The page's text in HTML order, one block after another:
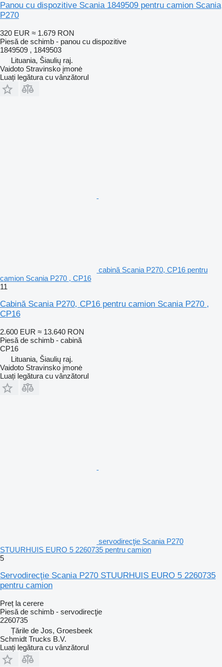
Panou cu dispozitive Scania 1849509 pentru camion Scania
P270
320 EUR ≈ 1.679 RON
Piesă de schimb - panou cu dispozitive
1849509 , 1849503
Lituania, Šiaulių raj.
Vaidoto Stravinsko įmonė
Luați legătura cu vânzătorul
cabină Scania P270, CP16 pentru
camion Scania P270 , CP16
11
Cabină Scania P270, CP16 pentru camion Scania P270 ,
CP16
2.600 EUR ≈ 13.640 RON
Piesă de schimb - cabină
CP16
Lituania, Šiaulių raj.
Vaidoto Stravinsko įmonė
Luați legătura cu vânzătorul
servodirecţie Scania P270
STUURHUIS EURO 5 2260735 pentru camion
5
Servodirecţie Scania P270 STUURHUIS EURO 5 2260735
pentru camion
Preț la cerere
Piesă de schimb - servodirecţie
2260735
Țările de Jos, Groesbeek
Schmidt Trucks B.V.
Luați legătura cu vânzătorul